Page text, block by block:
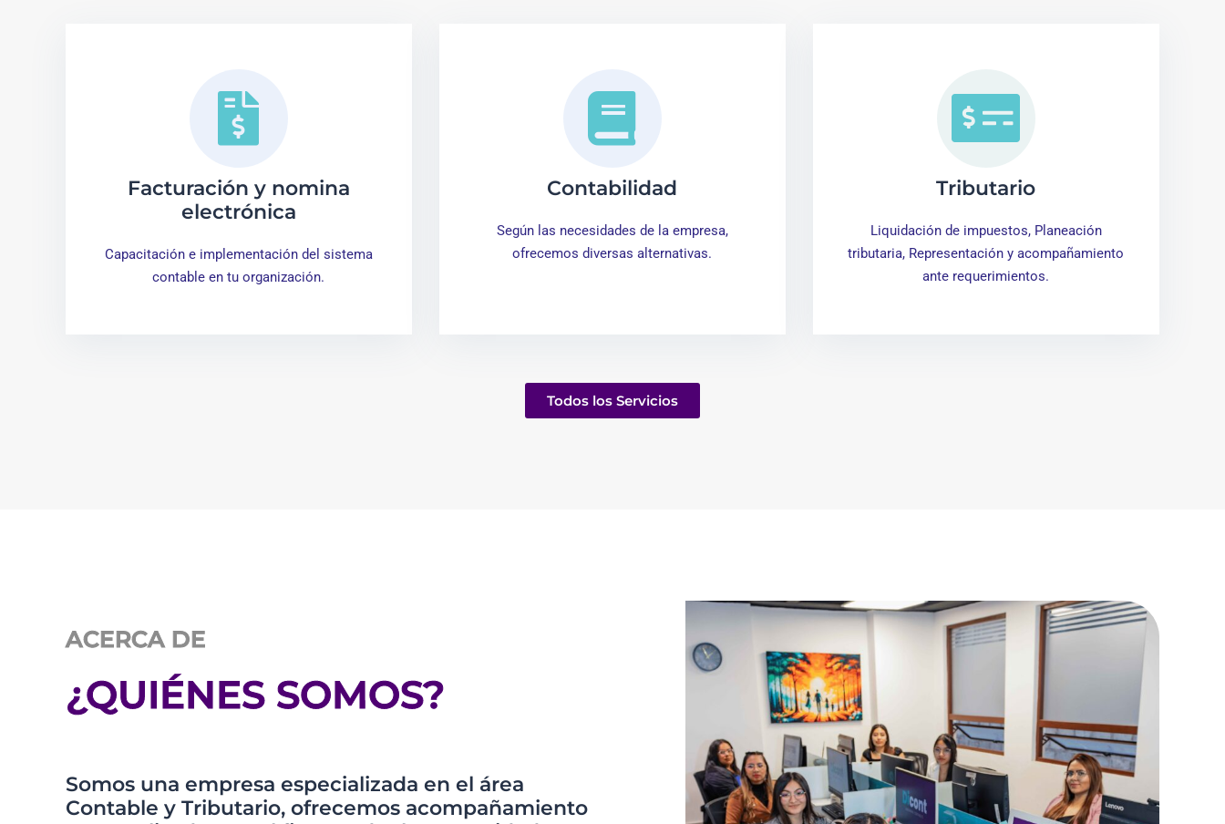
Facturación y nomina
electrónica
Capacitación e implementación del sistema
contable en tu organización.
Contabilidad
Según las necesidades de la empresa,
ofrecemos diversas alternativas.
Tributario
Liquidación de impuestos, Planeación
tributaria, Representación y acompañamiento
ante requerimientos.
Todos los Servicios
ACERCA DE
¿QUIÉNES SOMOS?
Somos una empresa especializada en el área
Contable y Tributario, ofrecemos acompañamiento